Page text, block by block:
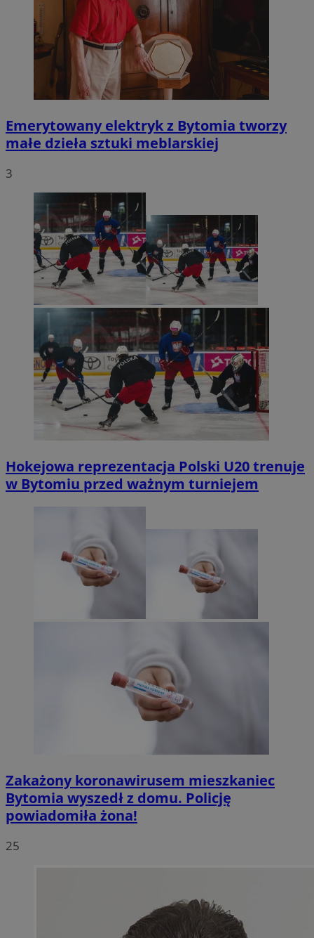
Emerytowany elektryk z Bytomia tworzy
małe dzieła sztuki meblarskiej
3
Hokejowa reprezentacja Polski U20 trenuje
w Bytomiu przed ważnym turniejem
Zakażony koronawirusem mieszkaniec
Bytomia wyszedł z domu. Policję
powiadomiła żona!
25